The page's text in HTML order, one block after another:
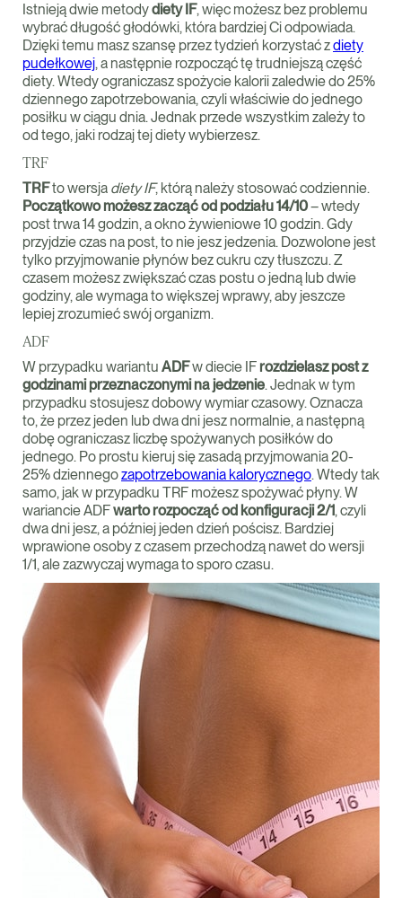
Istnieją dwie metodydiety IF, więc możesz bez problemu
wybrać długość głodówki, która bardziej Ci odpowiada.
Dzięki temu masz szansę przez tydzień korzystać zdiety
pudełkowej, a następnie rozpocząć tę trudniejszą część
diety. Wtedy ograniczasz spożycie kalorii zaledwie do 25%
dziennego zapotrzebowania, czyli właściwie do jednego
posiłku w ciągu dnia. Jednak przede wszystkim zależy to
od tego, jaki rodzaj tej diety wybierzesz.
TRF
TRFto wersja diety IF, którą należy stosować codziennie.
Początkowo możesz zacząć od podziału 14/10– wtedy
post trwa 14 godzin, a okno żywieniowe 10 godzin. Gdy
przyjdzie czas na post, to nie jesz jedzenia. Dozwolone jest
tylko przyjmowanie płynów bez cukru czy tłuszczu. Z
czasem możesz zwiększać czas postu o jedną lub dwie
godziny, ale wymaga to większej wprawy, aby jeszcze
lepiej zrozumieć swój organizm.
ADF
W przypadku wariantu ADFw diecie IF rozdzielasz post z
godzinami przeznaczonymi na jedzenie. Jednak w tym
przypadku stosujesz dobowy wymiar czasowy. Oznacza
to, że przez jeden lub dwa dni jesz normalnie, a następną
dobę ograniczasz liczbę spożywanych posiłków do
jednego. Po prostu kieruj się zasadą przyjmowania 20-
25% dziennegozapotrzebowania kalorycznego. Wtedy tak
samo, jak w przypadku TRF możesz spożywać płyny. W
wariancie ADFwarto rozpocząć od konfiguracji 2/1, czyli
dwa dni jesz, a później jeden dzień pościsz. Bardziej
wprawione osoby z czasem przechodzą nawet do wersji
1/1, ale zazwyczaj wymaga to sporo czasu.